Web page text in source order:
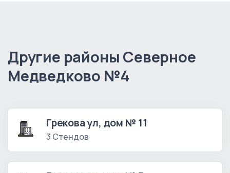
Другие районы Северное
Медведково №4
Грекова ул, дом № 11
3 Стендов